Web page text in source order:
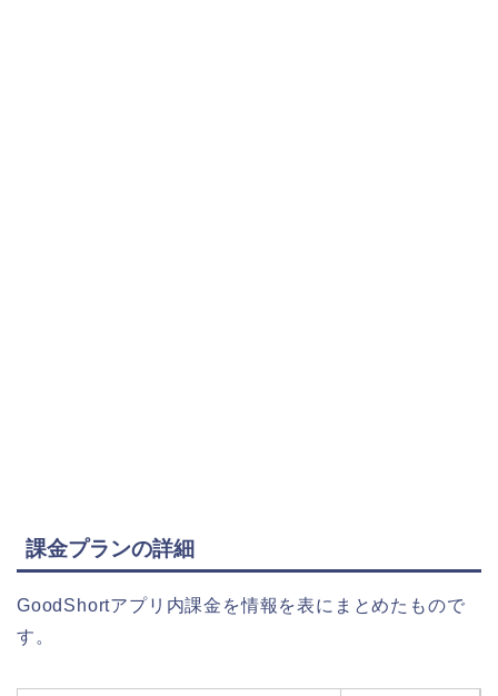
課金プランの詳細
GoodShortアプリ内課金を情報を表にまとめたもので
す。